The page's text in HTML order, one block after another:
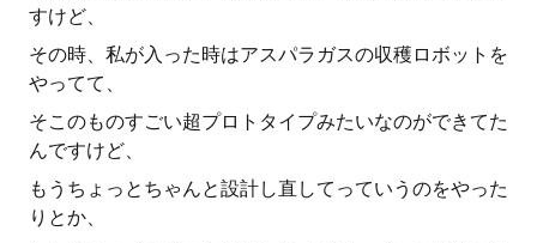
すけど、
その時、私が入った時はアスパラガスの収穫ロボットを
やってて、
そこのものすごい超プロトタイプみたいなのができてた
んですけど、
もうちょっとちゃんと設計し直してっていうのをやった
りとか、